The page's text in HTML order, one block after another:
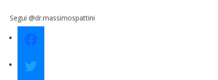
Segui @dr.massimospattini
facebook